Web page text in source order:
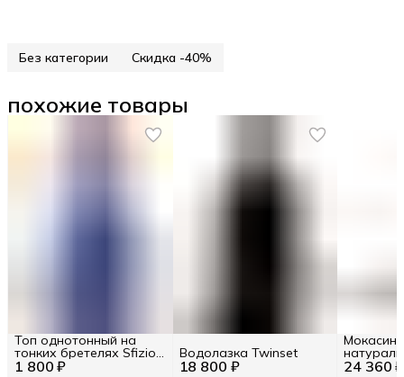
Без категории Скидка -40%
похожие товары
1 800 ₽
Топ однотонный на
тонких бретелях Sfizio
RU 44 / EU 38 / S 18 800 ₽
Водолазка Twinset
24 360 ₽
RU 42.5 /